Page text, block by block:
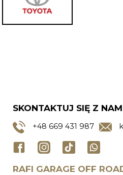
SKONTAKTUJ SIĘ Z
+48 669 431 987
RAFI GARAGE OFF